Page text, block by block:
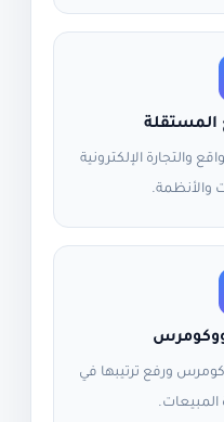
المستقلة
والتجارة الإلكترونية
والأنظمة.
ورفع ترتيبها في
المبيعات.